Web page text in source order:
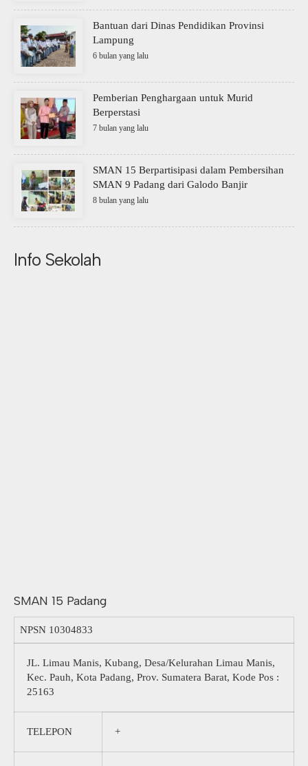
Bantuan dari Dinas Pendidikan Provinsi
Lampung
6 bulan yang lalu
Pemberian Penghargaan untuk Murid
Berperstasi
7 bulan yang lalu
SMAN 15 Berpartisipasi dalam Pembersihan
SMAN 9 Padang dari Galodo Banjir
8 bulan yang lalu
Info Sekolah
SMAN 15 Padang
NPSN 10304833
JL. Limau Manis, Kubang, Desa/Kelurahan Limau Manis,
Kec. Pauh, Kota Padang, Prov. Sumatera Barat, Kode Pos :
25163
TELEPON +